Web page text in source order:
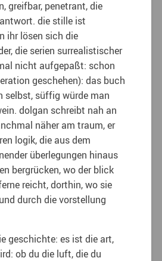
greifbar, penetrant, die
die stille ist
ihr lösen sich die
die serien surrealistischer
nicht aufgepaßt: schon
geschehen): das buch
selbst, süffig würde man
dolgan schreibt nah an
näher am traum, er
logik, die aus dem
überlegungen hinaus
bergrücken, wo der blick
reicht, dorthin, wo sie
durch die vorstellung
geschichte: es ist die art,
ob du die luft, die du